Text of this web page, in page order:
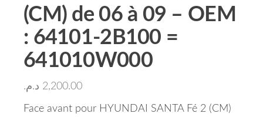
(CM) de 06 à 09 – OEM
: 64101-2B100 =
641010W000
2,200.00 د.م.
Face avant pour HYUNDAI SANTA Fé 2 (CM)